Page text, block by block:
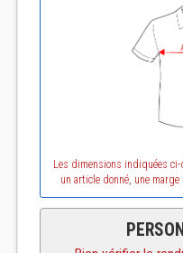
Les dimensions indiquées
un article donné, une